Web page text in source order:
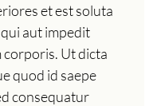
et est soluta
aut impedit
corporis. Ut dicta
quod id saepe
consequatur